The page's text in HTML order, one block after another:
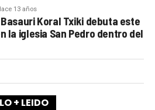
13 años
Koral Txiki debuta este
la iglesia San Pedro dentro del
LO + LEIDO